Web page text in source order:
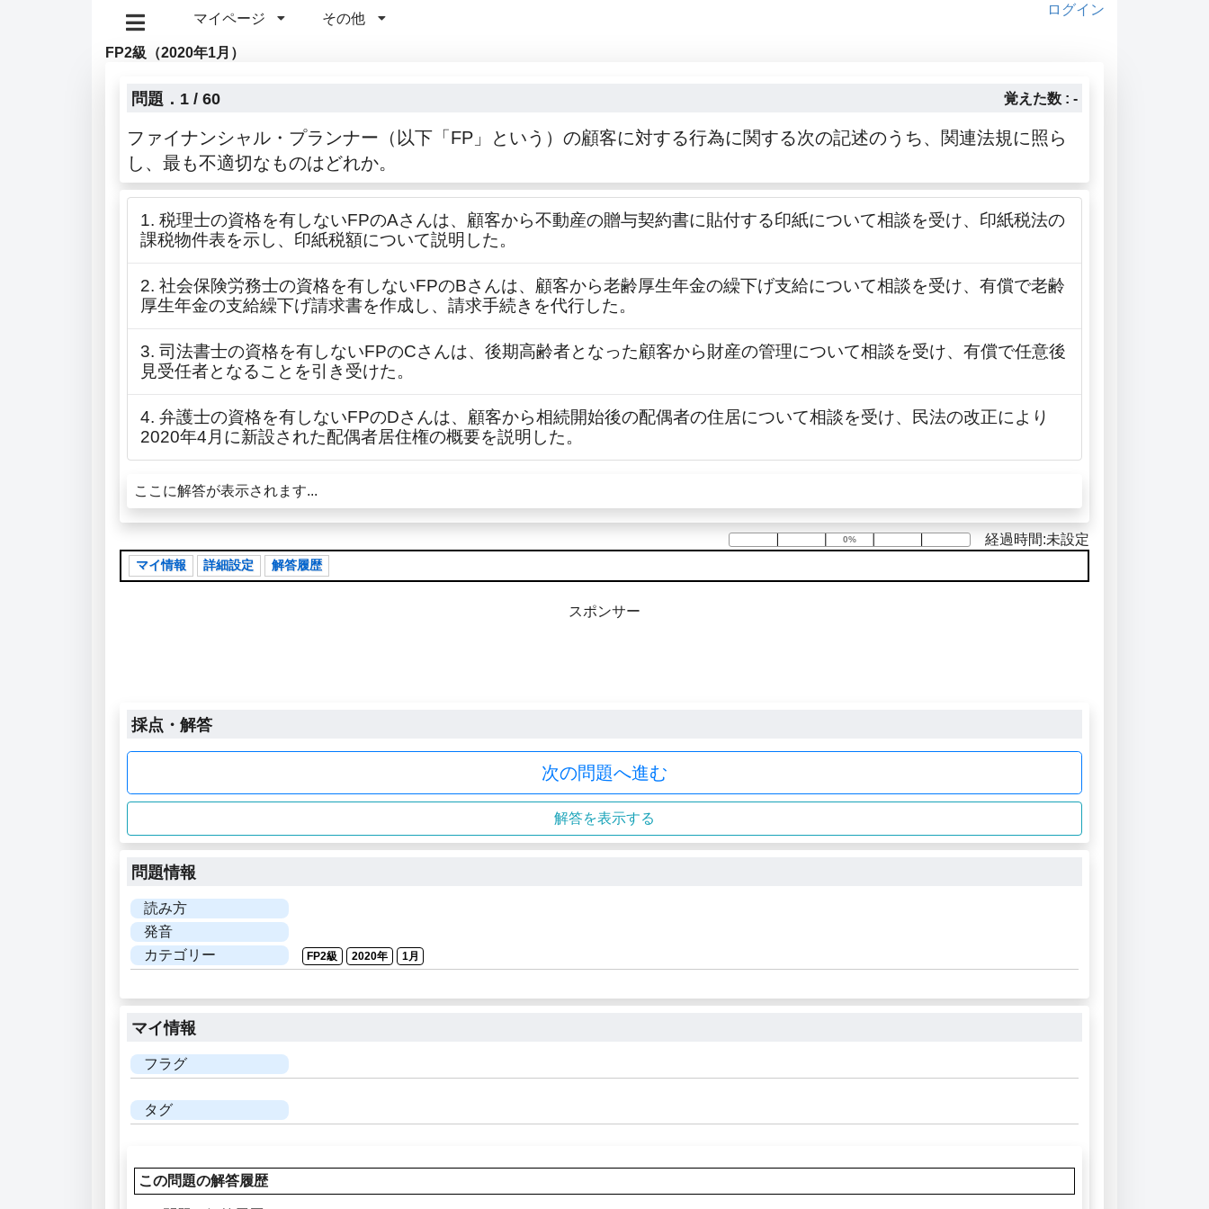
マイページ その他
ログイン
FP2級（2020年1月）
問題．1 / 60 覚えた数 : -
ファイナンシャル・プランナー（以下「FP」という）の顧客に対する行為に関する次の記述のうち、関連法規に照ら
し、最も不適切なものはどれか。
1. 税理士の資格を有しないFPのAさんは、顧客から不動産の贈与契約書に貼付する印紙について相談を受け、印紙税法の
課税物件表を示し、印紙税額について説明した。
2. 社会保険労務士の資格を有しないFPのBさんは、顧客から老齢厚生年金の繰下げ支給について相談を受け、有償で老齢
厚生年金の支給繰下げ請求書を作成し、請求手続きを代行した。
3. 司法書士の資格を有しないFPのCさんは、後期高齢者となった顧客から財産の管理について相談を受け、有償で任意後
見受任者となることを引き受けた。
4. 弁護士の資格を有しないFPのDさんは、顧客から相続開始後の配偶者の住居について相談を受け、民法の改正により
2020年4月に新設された配偶者居住権の概要を説明した。
ここに解答が表示されます...
0%
0% 経過時間:未設定
マイ情報 詳細設定 解答履歴
スポンサー
採点・解答
次の問題へ進む
解答を表示する
問題情報
読み方
発音
カテゴリー
FP2級 2020年 1月
マイ情報
フラグ
タグ
この問題の解答履歴